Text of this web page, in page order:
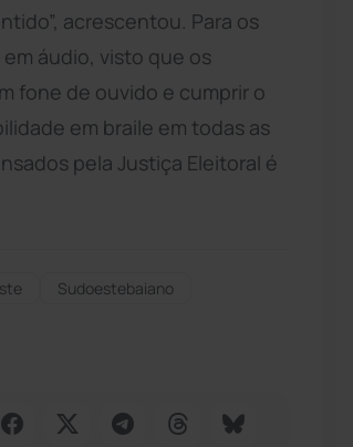
acrescentou. Para os
áudio, visto que os
fone de ouvido e cumprir o
em braile em todas as
pela Justiça Eleitoral é
Sudoestebaiano